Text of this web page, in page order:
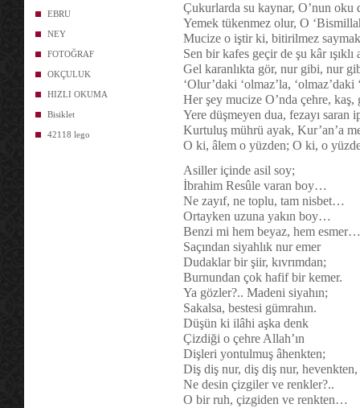
EBRU
NEY
FOTOĞRAF
OKÇULUK
HIZLI OKUMA
Bisiklet
42118 lego
Çukurlarda su kaynar, O’nun oku
Yemek tükenmez olur, O
Mucize o iştir ki, bitirilmez
Sen bir kafes geçir de şu kâr ışıklı
Gel karanlıkta gör, nur gibi, nur
‘Olur’daki ‘olmaz’la, ‘olmaz’daki
Her şey mucize O’nda çehre,
Yere düşmeyen dua, fezayı saran
Kurtuluş mührü ayak, Kur’an’a
O ki, âlem o yüzden; O ki, o
Asiller içinde asil soy;
İbrahim Resûle varan boy…
Ne zayıf, ne toplu, tam nisbet…
Ortayken uzuna yakın boy…
Benzi mi hem beyaz, hem esmer…
Saçından siyahlık nur emer
Dudaklar bir şiir, kıvrımdan;
Burnundan çok hafif bir kemer.
Ya gözler?.. Madeni siyahın;
Sakalsa, bestesi gümrahın.
Düşün ki ilâhi aşka denk
Çizdiği o çehre Allah’ın
Dişleri yontulmuş âhenkten;
Diş diş nur, diş diş nur, hevenkten,
Ne desin çizgiler ve renkler?..
O bir ruh, çizgiden ve renkten…